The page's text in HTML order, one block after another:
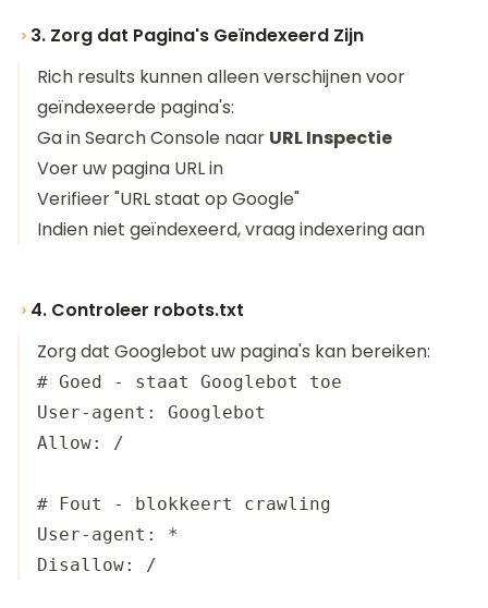
3. Zorg dat Pagina's Geïndexeerd Zijn
Rich results kunnen alleen verschijnen voor
geïndexeerde pagina's:
Ga in Search Console naar URL Inspectie
Voer uw pagina URL in
Verifieer "URL staat op Google"
Indien niet geïndexeerd, vraag indexering aan
4. Controleer robots.txt
Zorg dat Googlebot uw pagina's kan bereiken:
# Goed - staat Googlebot toe
User-agent: Googlebot
Allow: /
# Fout - blokkeert crawling
User-agent: *